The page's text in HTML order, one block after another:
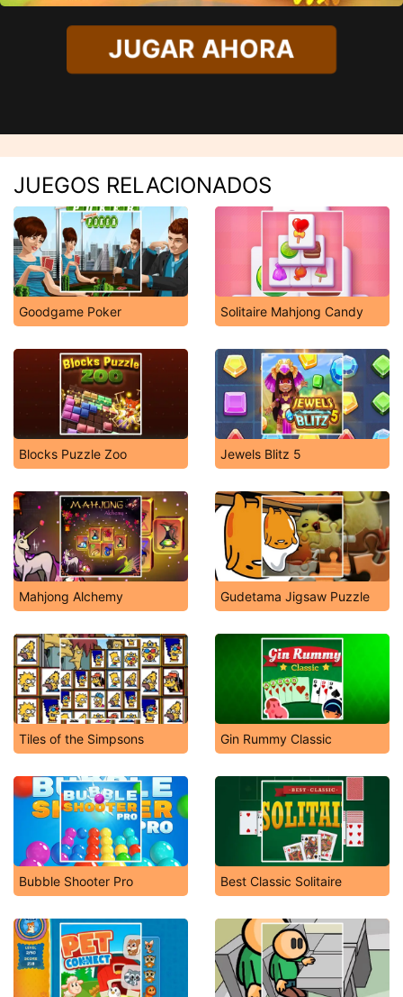
JUGAR AHORA
JUEGOS RELACIONADOS
Goodgame Poker Solitaire Mahjong Candy
Blocks Puzzle Zoo Jewels Blitz 5
Mahjong Alchemy Gudetama Jigsaw Puzzle
Tiles of the Simpsons Gin Rummy Classic
Bubble Shooter Pro Best Classic Solitaire